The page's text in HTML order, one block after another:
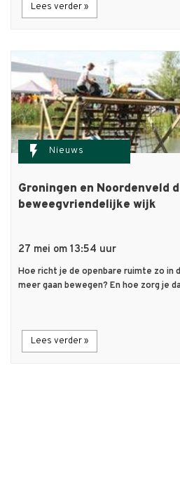
Lees verder »
flash_on Nieuws
Groningen en Noordenveld
beweegvriendelijke wijk
27 mei om 13:54 uur
Hoe richt je de openbare ruimte zo in
meer gaan bewegen? En hoe zorg je
Lees verder »